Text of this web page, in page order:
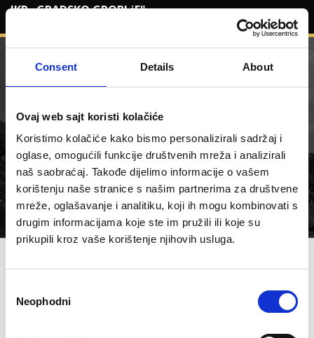
Consent Details About
Ovaj web sajt koristi kolačiće
Koristimo kolačiće kako bismo personalizirali sadržaj i
oglase, omogućili funkcije društvenih mreža i analizirali
naš saobraćaj. Takođe dijelimo informacije o vašem
korištenju naše stranice s našim partnerima za društvene
mreže, oglašavanje i analitiku, koji ih mogu kombinovati s
drugim informacijama koje ste im pružili ili koje su
prikupili kroz vaše korištenje njihovih usluga.
Selection
Neophodni
JKP „GRADSKO GROBLjE"
POČETNA RASPORED SAHRANA
JKP „GRADSKO GROBLjE" DOO